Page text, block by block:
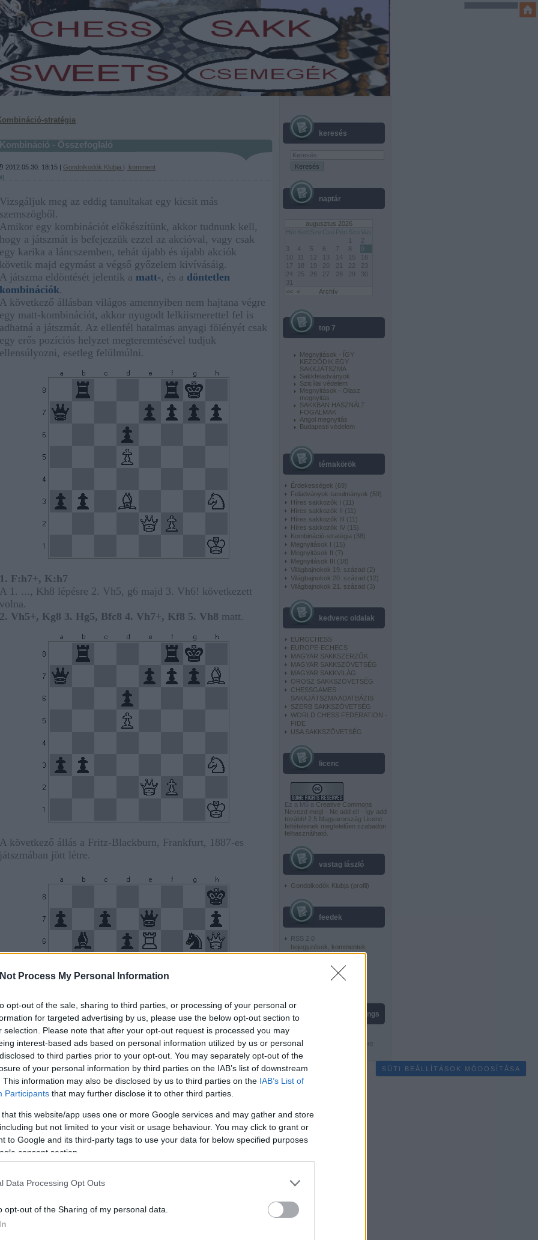
Process My Personal Information
opt-out of the sale, sharing to third parties, or processing of your personal or
for targeted advertising by us, please use the below opt-out section to
selection. Please note that after your opt-out request is processed you may
interest-based ads based on personal information utilized by us or personal
to third parties prior to your opt-out. You may separately opt-out of the
of your personal information by third parties on the IAB’s list of downstream
This information may also be disclosed by us to third parties on the IAB’s List of
Participants that may further disclose it to other third parties.
that this website/app uses one or more Google services and may gather and store
but not limited to your visit or usage behaviour. You may click to grant or
to Google and its third-party tags to use your data for below specified purposes
consent section.
Data Processing Opt Outs
opt-out of the Sharing of my personal data.
-
keresés
naptár
augusztus 2026
Hét Ked Sze Csü Pén Szo Vas
<< < Archív
2
3
5 6 7 8
9
10
12 13 15
16
17
18 19 20 21 22
23
24
25 26 27 28 29
30
31
top 7
Megnyitások - ÍGY
KEZDŐDIK EGY
SAKKJÁTSZMA
Sakkfeladványok
Szicíliai védelem
Megnyitások - Olasz
megnyitás
SAKKBAN HASZNÁLT
FOGALMAK
Angol megnyitás
Budapesti védelem
témakörök
Érdekességek (69)
Feladványok-tanulmányok (59)
Híres sakkozók I (11)
Híres sakkozók II (11)
Híres sakkozók III (11)
Híres sakkozók IV (15)
Kombináció-stratégia (38)
Megnyitások I (15)
Megnyitások II (7)
Megnyitások III (18)
Világbajnokok 19. század (2)
Világbajnokok 20. század (12)
Világbajnokok 21. század (3)
kedvenc oldalak
EUROCHESS
EUROPE-ECHECS
MAGYAR SAKKSZERZŐK
MAGYAR SAKKSZÖVETSÉG
MAGYAR SAKKVILÁG
OROSZ SAKKSZÖVETSÉG
CHESSGAMES -
SAKKJÁTSZMA ADATBÁZIS
SZERB SAKKSZÖVETSÉG
WORLD CHESS FEDERATION -
FIDE
USA SAKKSZÖVETSÉG
licenc
Ez a Mű a Creative Commons
Nevezd meg! - Ne add el! - Így add
tovább! 2.5 Magyarország Licenc
feltételeinek megfelelően szabadon
felhasználható
vastag lászló
Gondolkodók Klubja (profil)
feedek
RSS 2.0
bejegyzések
kommentek
Atom
live chess ratings
stratégia
Kombináció - Összefoglaló
2012.05.30. 18:15 | Gondolkodók Klubja | komment
Vizsgáljuk meg az eddig tanultakat egy kicsit más
szemszögből.
Amikor egy kombinációt előkészítünk, akkor tudnunk kell,
hogy a játszmát is befejezzük ezzel az akcióval, vagy csak
egy karika a láncszemben, tehát újabb és újabb akciók
követik majd egymást a végső győzelem kivívásáig.
A játszma eldöntését jelentik a matt-, és a döntetlen
kombinációk.
A következő állásban világos amennyiben nem hajtana végre
egy matt-kombinációt, akkor nyugodt lelkiismerettel fel is
adhatná a játszmát. Az ellenfél hatalmas anyagi fölényét csak
egy erős pozíciós helyzet megteremtésével tudjuk
ellensúlyozni, esetleg felülmúlni.
1. F:h7+, K:h7
A 1. ..., Kh8 lépésre 2. Vh5, g6 majd 3. Vh6! következett
volna.
2. Vh5+, Kg8 3. Hg5, Bfc8 4. Vh7+, Kf8 5. Vh8 matt.
A következő állás a Fritz-Blackburn, Frankfurt, 1887-es
játszmában jött létre.
Sötét nagy bajban van. Mivel ő folytathatja az állást, valamit
ki kell találnia, hogy megmeneküljön a csaknem biztos
vereség elől.
Amennyiben félrehúzódik vezérével az f7 vagy f8-mezőre,
akkor következik 2. Be8+, ugyanakkor az e6-bástyát sem
szabad bántani, mivel a g7-mezőn világos vezére mattal
győzelem, de nem is vereség.
1. ..., Hh4 2. Vf6+, Kg8
Világos a 2. ..., V:f6 lépésre számított, amelyet 3. Be8+
SÜTI BEÁLLÍTÁSOK MÓDOSÍTÁSA